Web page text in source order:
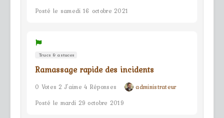
Posté le samedi 16 octobre 2021
Trucs & astuces
Ramassage rapide des incidents
0 Votes 2 J'aime 4 Réponses
administrateur
Posté le mardi 29 octobre 2019